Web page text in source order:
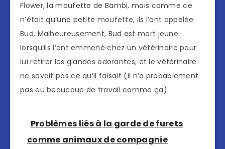
Flower, la moufette de Bambi, mais comme ce
n’était qu’une petite moufette, ils l’ont appelée
Bud. Malheureusement, Bud est mort jeune
lorsqu’ils l’ont emmené chez un vétérinaire pour
lui retirer les glandes odorantes, et le vétérinaire
ne savait pas ce qu’il faisait (il n’a probablement
pas eu beaucoup de travail comme ça).
Problèmes liés à la garde de furets
comme animaux de compagnie